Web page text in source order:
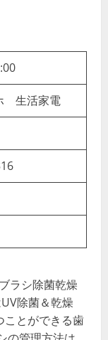
生活家電
ラシ除菌乾燥
除菌＆乾燥
ことができる歯